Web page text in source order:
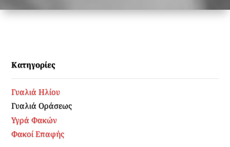
Κατηγορίες
Γυαλιά Ηλίου
Γυαλιά Οράσεως
Υγρά Φακών
Φακοί Επαφής